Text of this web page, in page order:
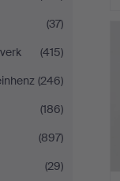
(37)
(415)
(246)
(186)
(897)
(29)